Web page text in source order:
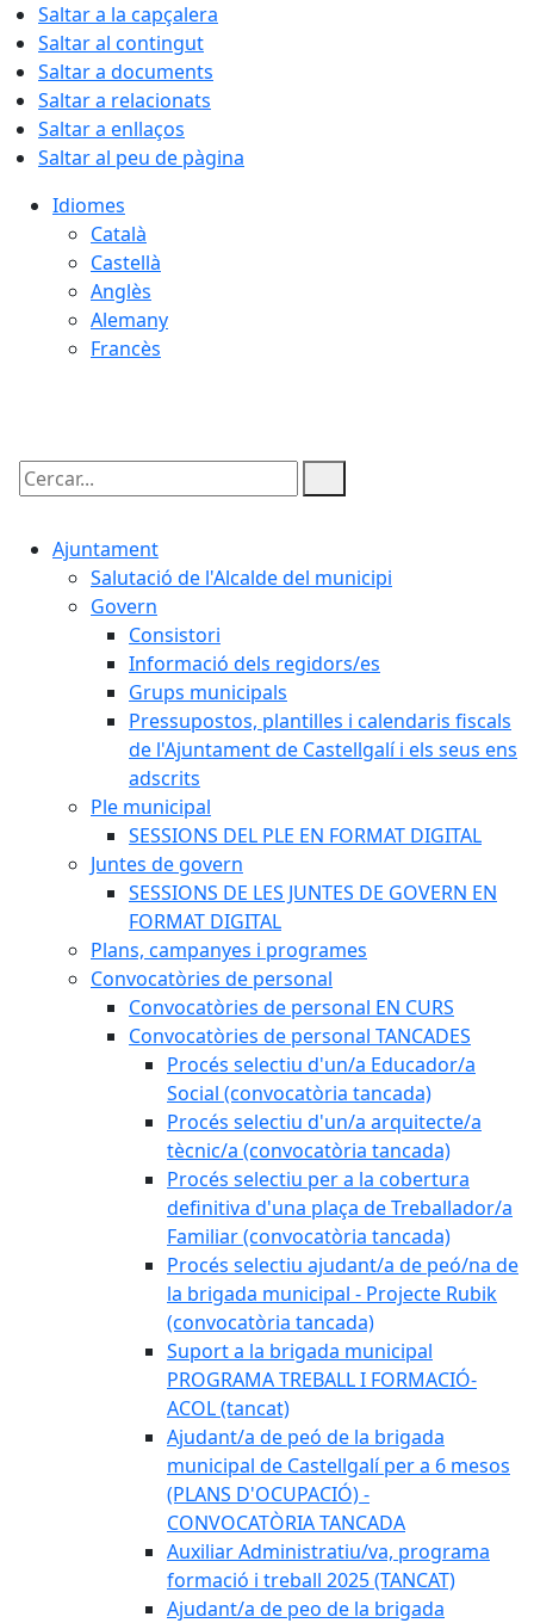
Saltar a la capçalera
Saltar al contingut
Saltar a documents
Saltar a relacionats
Saltar a enllaços
Saltar al peu de pàgina
Idiomes
Català
Castellà
Anglès
Alemany
Francès
Cercar:
Ajuntament
Salutació de l'Alcalde del municipi
Govern
Consistori
Informació dels regidors/es
Grups municipals
Pressupostos, plantilles i calendaris fiscals
de l'Ajuntament de Castellgalí i els seus ens
adscrits
Ple municipal
SESSIONS DEL PLE EN FORMAT DIGITAL
Juntes de govern
SESSIONS DE LES JUNTES DE GOVERN EN
FORMAT DIGITAL
Plans, campanyes i programes
Convocatòries de personal
Convocatòries de personal EN CURS
Convocatòries de personal TANCADES
Procés selectiu d'un/a Educador/a
Social (convocatòria tancada)
Procés selectiu d'un/a arquitecte/a
tècnic/a (convocatòria tancada)
Procés selectiu per a la cobertura
definitiva d'una plaça de Treballador/a
Familiar (convocatòria tancada)
Procés selectiu ajudant/a de peó/na de
la brigada municipal - Projecte Rubik
(convocatòria tancada)
Suport a la brigada municipal
PROGRAMA TREBALL I FORMACIÓ-
ACOL (tancat)
Ajudant/a de peó de la brigada
municipal de Castellgalí per a 6 mesos
(PLANS D'OCUPACIÓ) -
CONVOCATÒRIA TANCADA
Auxiliar Administratiu/va, programa
formació i treball 2025 (TANCAT)
Ajudant/a de peo de la brigada